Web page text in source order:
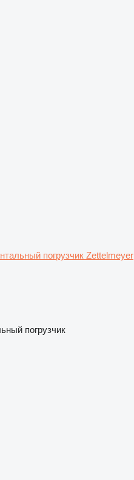
погрузчик Zettelmeyer
погрузчик